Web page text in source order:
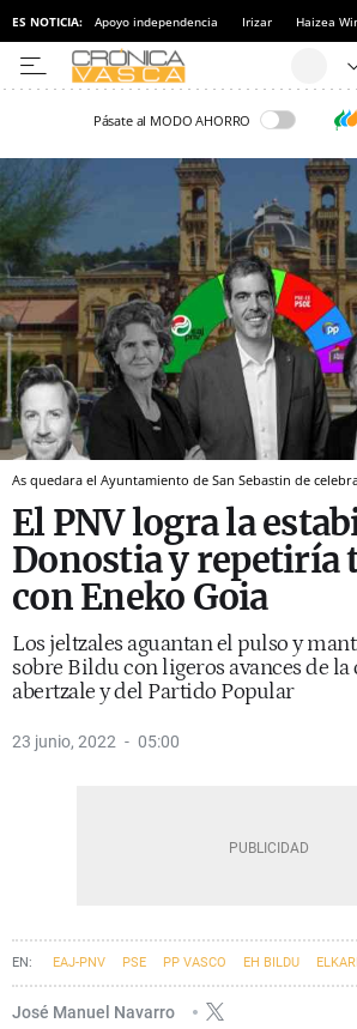
ES NOTICIA: Apoyo independencia Irizar Haizea
Pásate al MODO AHORRO
As quedara el Ayuntamiento de San Sebastin de
El PNV logra la
Donostia y
con Eneko Goia
Los jeltzales aguantan el pulso y
sobre Bildu con ligeros avances de
abertzale y del Partido Popular
23 junio, 2022 05:00
EAJ-PNV PSE PP VASCO EH BILDU
ELECCIONES SAN SEBASTIÁN- DONOSTIA
José Manuel Navarro